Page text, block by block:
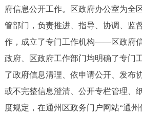
走进北京
北京概况 十六区概览
绿色北京 图说北京
多语种
府信息公开工作。区政府办公室为全
管部门，负责推进、指导、协调、监
作，成立了专门工作机构——区政府
政府、区政府工作部门均明确了专门
了政府信息清理、依申请公开、发布
或不完整信息澄清、公开专栏管理、
度规定，在通州区政务门户网站“通